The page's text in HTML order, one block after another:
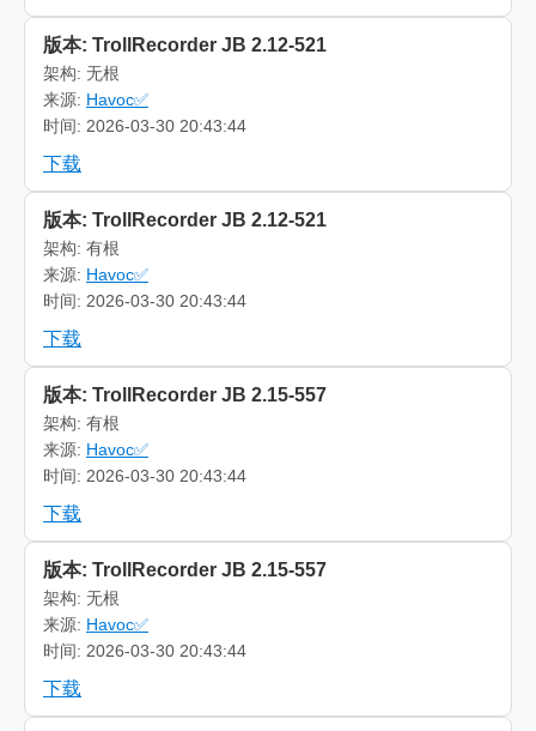
版本: TrollRecorder JB 2.12-521
架构: 无根
来源: Havoc✅
时间: 2026-03-30 20:43:44
下载
版本: TrollRecorder JB 2.12-521
架构: 有根
来源: Havoc✅
时间: 2026-03-30 20:43:44
下载
版本: TrollRecorder JB 2.15-557
架构: 有根
来源: Havoc✅
时间: 2026-03-30 20:43:44
下载
版本: TrollRecorder JB 2.15-557
架构: 无根
来源: Havoc✅
时间: 2026-03-30 20:43:44
下载